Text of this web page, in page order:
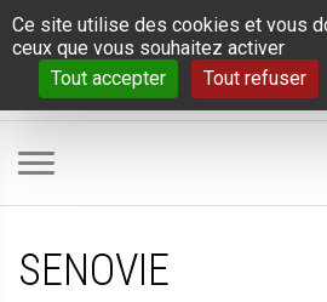
Panneau de gestion des cookies
Ce site utilise des cookies et vous
ceux que vous souhaitez activer
Tout accepter
Tout refuser
SENOVIE